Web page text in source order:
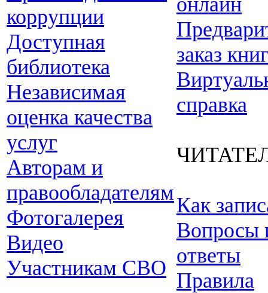
коррупции
Доступная
библиотека
Независимая
оценка качества
услуг
Авторам и
правообладателям
Фотогалерея
Видео
Участникам СВО
заказ
справка
Как
Вопросы
ответы
Правила